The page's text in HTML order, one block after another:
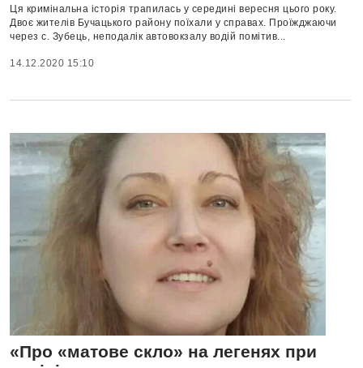
Ця кримінальна історія трапилась у середині вересня цього року.
Двоє жителів Бучацького району поїхали у справах. Проїжджаючи
через с. Зубець, неподалік автовокзалу водій помітив...
14.12.2020 15:10
«Про «матове скло» на легенях при